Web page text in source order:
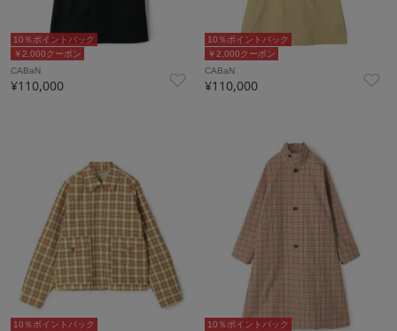
￥2,000クーポン
10％ポイントバック
CABaN
¥110,000
￥2,000クーポン
10％ポイントバック
CABaN
¥110,000
10％ポイントバック 10％ポイントバック